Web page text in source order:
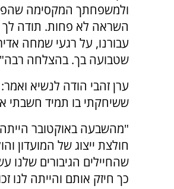
ולמשפחתך המקסימה
השראה לא פחות. תודה
עבורנו, על רגעי שמחה
שטבועה בך. בהצלחה
ערן זהבי הודה לנשיא
ששיחקתי בו תמיד חשבתי
"מהשבעה באוקטובר הייתה
חולצת ייצוג של המועדון
שהחיילים הגיבורים שלנו
כך חיזק אותם והייתה לנו